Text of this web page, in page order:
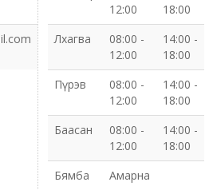
хот байгуулалтын газар
газар
газар
12:00
18:00
Лхагва
08:00 -
12:00
14:00 -
18:00
Пүрэв
08:00 -
12:00
14:00 -
18:00
Баасан
08:00 -
12:00
14:00 -
18:00
Бямба
Амарна